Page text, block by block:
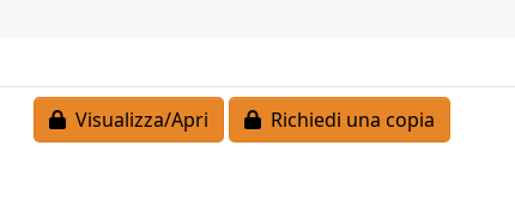
Visualizza/Apri Richiedi una copia